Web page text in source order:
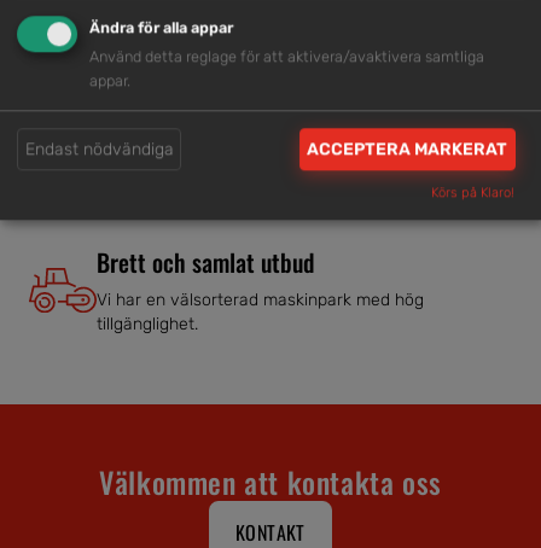
Vi har tillgänglig personal som är redo att hjälpa dig.
Trygg rådgivning
Våra hjälpsamma medarbetare är experter inom
Brett och samlat utbud
Vi har en välsorterad maskinpark med hög
tillgänglighet.
Välkommen att kontakta oss
KONTAKT
Ändra för alla appar
Använd detta reglage för att aktivera/avaktivera samtliga
appar.
Endast nödvändiga ACCEPTERA MARKERAT
Körs på Klaro!